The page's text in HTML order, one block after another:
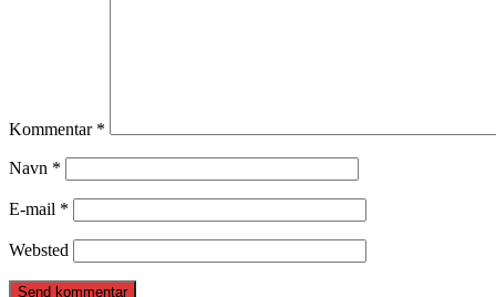
Kommentar *
Navn *
E-mail *
Websted